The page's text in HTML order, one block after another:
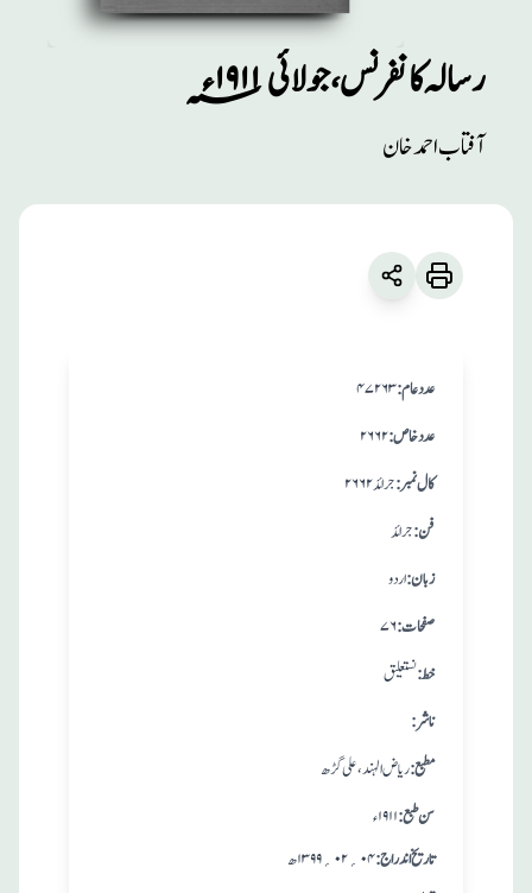
مطبوعات
۱۹۱۱؁ء
رسالہ کانفرنس، جولائی ۱۹۱۱؁ء
آفتاب احمد خان
۴۷۲۶۳:عدد عام
۲۶۶۲:عدد خاص
جرائد ۲۶۶۲ :کال نمبر
جرائد :فن
اردو:زبان
۷۶ :صفحات
نستعلیق :خط
:ناشر
ریاض الہند، علی گڑھ:مطبع
۱۹۱۱ ء : سن طبع
۰۴؍۰۲؍۱۳۹۹ ھ: تاريخ اندراج